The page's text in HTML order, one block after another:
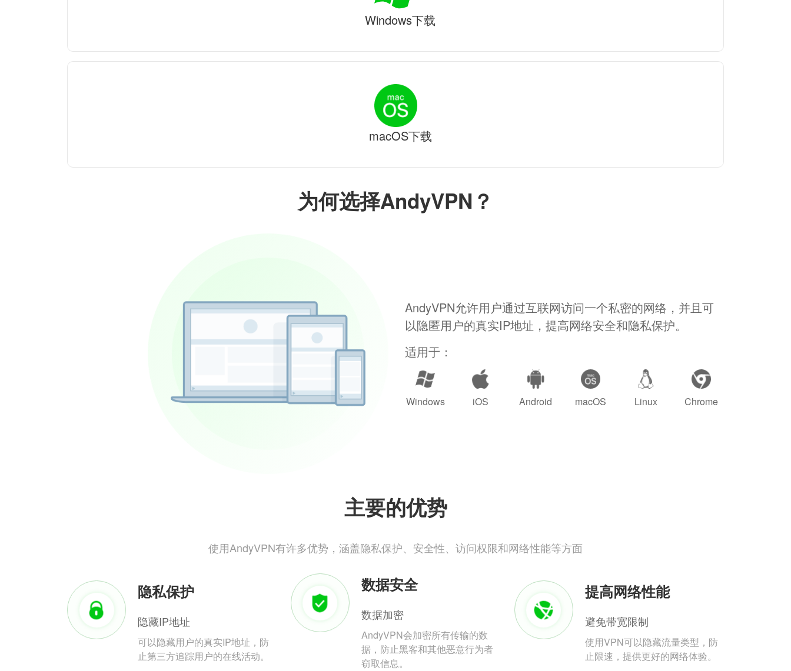
为何选择AndyVPN？
AndyVPN允许用户通过互联网访问一个私密的网络，并且可
以隐匿用户的真实IP地址，提高网络安全和隐私保护。
适用于：
Windows iOS Android macOS Linux Chrome
主要的优势
使用AndyVPN有许多优势，涵盖隐私保护、安全性、访问权限和网络性能等方面
隐私保护
隐藏IP地址
可以隐藏用户的真实IP地址，防
止第三方追踪用户的在线活动。
数据安全
数据加密
AndyVPN会加密所有传输的数
据，防止黑客和其他恶意行为者
窃取信息。
提高网络性能
避免带宽限制
使用VPN可以隐藏流量类型，防
止限速，提供更好的网络体验。
Windows下载
macOS下载